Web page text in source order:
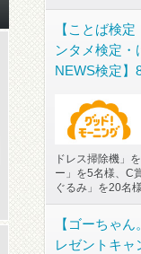
【ことば検
ンタメ検定・
NEWS検定】
ドレス掃除機」
ー」を5名様、C
ぐるみ」を20名
【ゴーちゃ
レゼントキャ